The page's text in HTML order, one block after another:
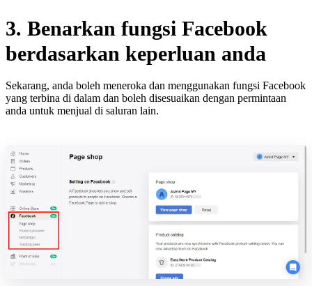
3. Benarkan fungsi Facebook
berdasarkan keperluan anda
Sekarang, anda boleh meneroka dan menggunakan fungsi Facebook
yang terbina di dalam dan boleh disesuaikan dengan permintaan
anda untuk menjual di saluran lain.